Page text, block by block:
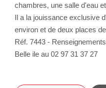
chambres, une salle d'eau
Il a la jouissance exclusive
environ et de deux places
Réf. 7443 -
Belle ile au 02 97 31 37 27